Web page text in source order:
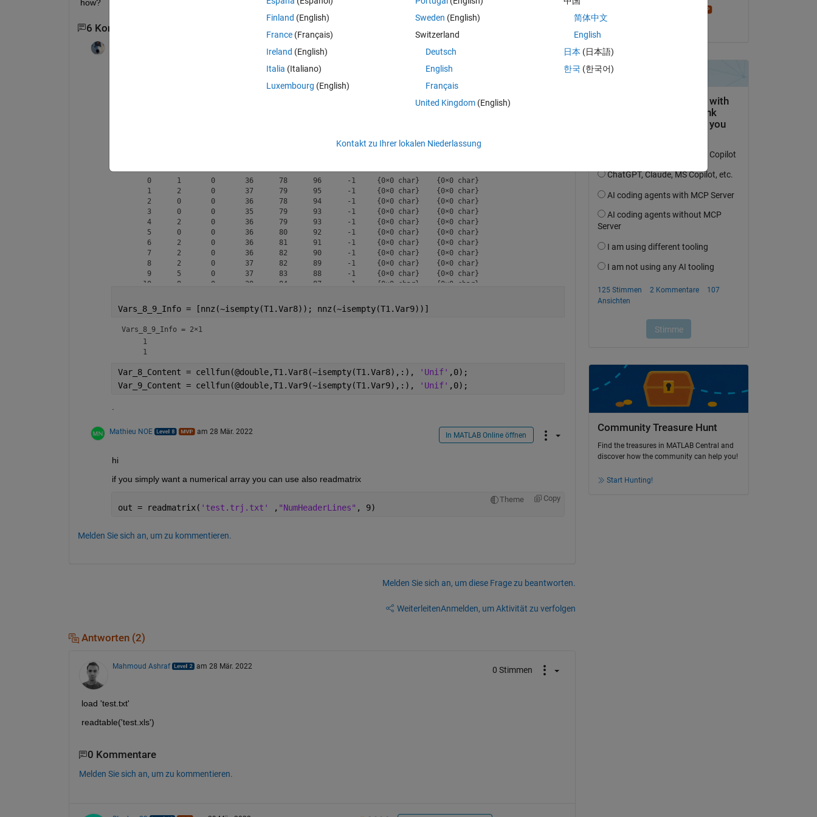
how?
6 Kommentare
In MATLAB Online öffnen
function is able to read it.  There are two non-empty entries in ‘Var8’ and
Theme
,'preserve'
Var7 Var8
Var9
      0      1       0       36      78      96      -1     {0×0 char}    {0×0 char}
      1      2       0       37      79      95      -1     {0×0 char}    {0×0 char}
      2      0       0       36      78      94      -1     {0×0 char}    {0×0 char}
      3      0       0       35      79      93      -1     {0×0 char}    {0×0 char}
      4      2       0       36      79      93      -1     {0×0 char}    {0×0 char}
      5      0       0       36      80      92      -1     {0×0 char}    {0×0 char}
      6      2       0       36      81      91      -1     {0×0 char}    {0×0 char}
      7      2       0       36      82      90      -1     {0×0 char}    {0×0 char}
      8      2       0       37      82      89      -1     {0×0 char}    {0×0 char}
      9      5       0       37      83      88      -1     {0×0 char}    {0×0 char}
     10      8       0       38      84      87      -1     {0×0 char}    {0×0 char}
     12      8       0       38      86      86      -1     {0×0 char}    {0×0 char}
     13      2       0       39      85      86      -1     {0×0 char}    {0×0 char}
     14      1       0       40      86      85      -1     {0×0 char}    {0×0 char}
Vars_8_9_Info = [nnz(~isempty(T1.Var8)); nnz(~isempty(T1.Var9))]
Vars_8_9_Info = 2×1
     1
     1
Var_8_Content = cellfun(@double,T1.Var8(~isempty(T1.Var8),:), 'Unif' ,0);
Var_9_Content = cellfun(@double,T1.Var9(~isempty(T1.Var9),:),
'Unif' ,0);
Mathieu NOE am 28 Mär. 2022 In MATLAB Online öffnen
hi
if you simply want a numerical array you can use also readmatrix
Theme Copy
out = readmatrix( 'test.trj.txt' , "NumHeaderLines" , 9)
Melden Sie sich an, um zu kommentieren.
Melden Sie sich an, um diese Frage zu beantworten.
WeiterleitenAnmelden, um Aktivität zu verfolgen
Antworten (2)
Mahmoud Ashraf am 28 Mär. 2022 0 Stimmen
load 'test.txt'
readtable('test.xls')
0 Kommentare
Melden Sie sich an, um zu kommentieren.
am 2 Apr. 2022
Community Treasure Hunt
Find the treasures in MATLAB Central and
discover how the community can help you!
Start Hunting!
Finland (English)
France (Français)
Ireland (English)
Italia (Italiano)
Luxembourg (English)
Sweden (English)
Switzerland
Deutsch
English
Français
United Kingdom(English)
简体中文
English
日本 (日本語)
한국 (한국어)
Kontakt zu Ihrer lokalen Niederlassung